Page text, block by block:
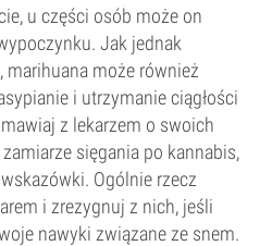
u części osób może on
Jak jednak
może również
i utrzymanie ciągłości
z lekarzem o swoich
sięgania po kannabis,
Ogólnie rzecz
i zrezygnuj z nich, jeśli
nawyki związane ze snem.